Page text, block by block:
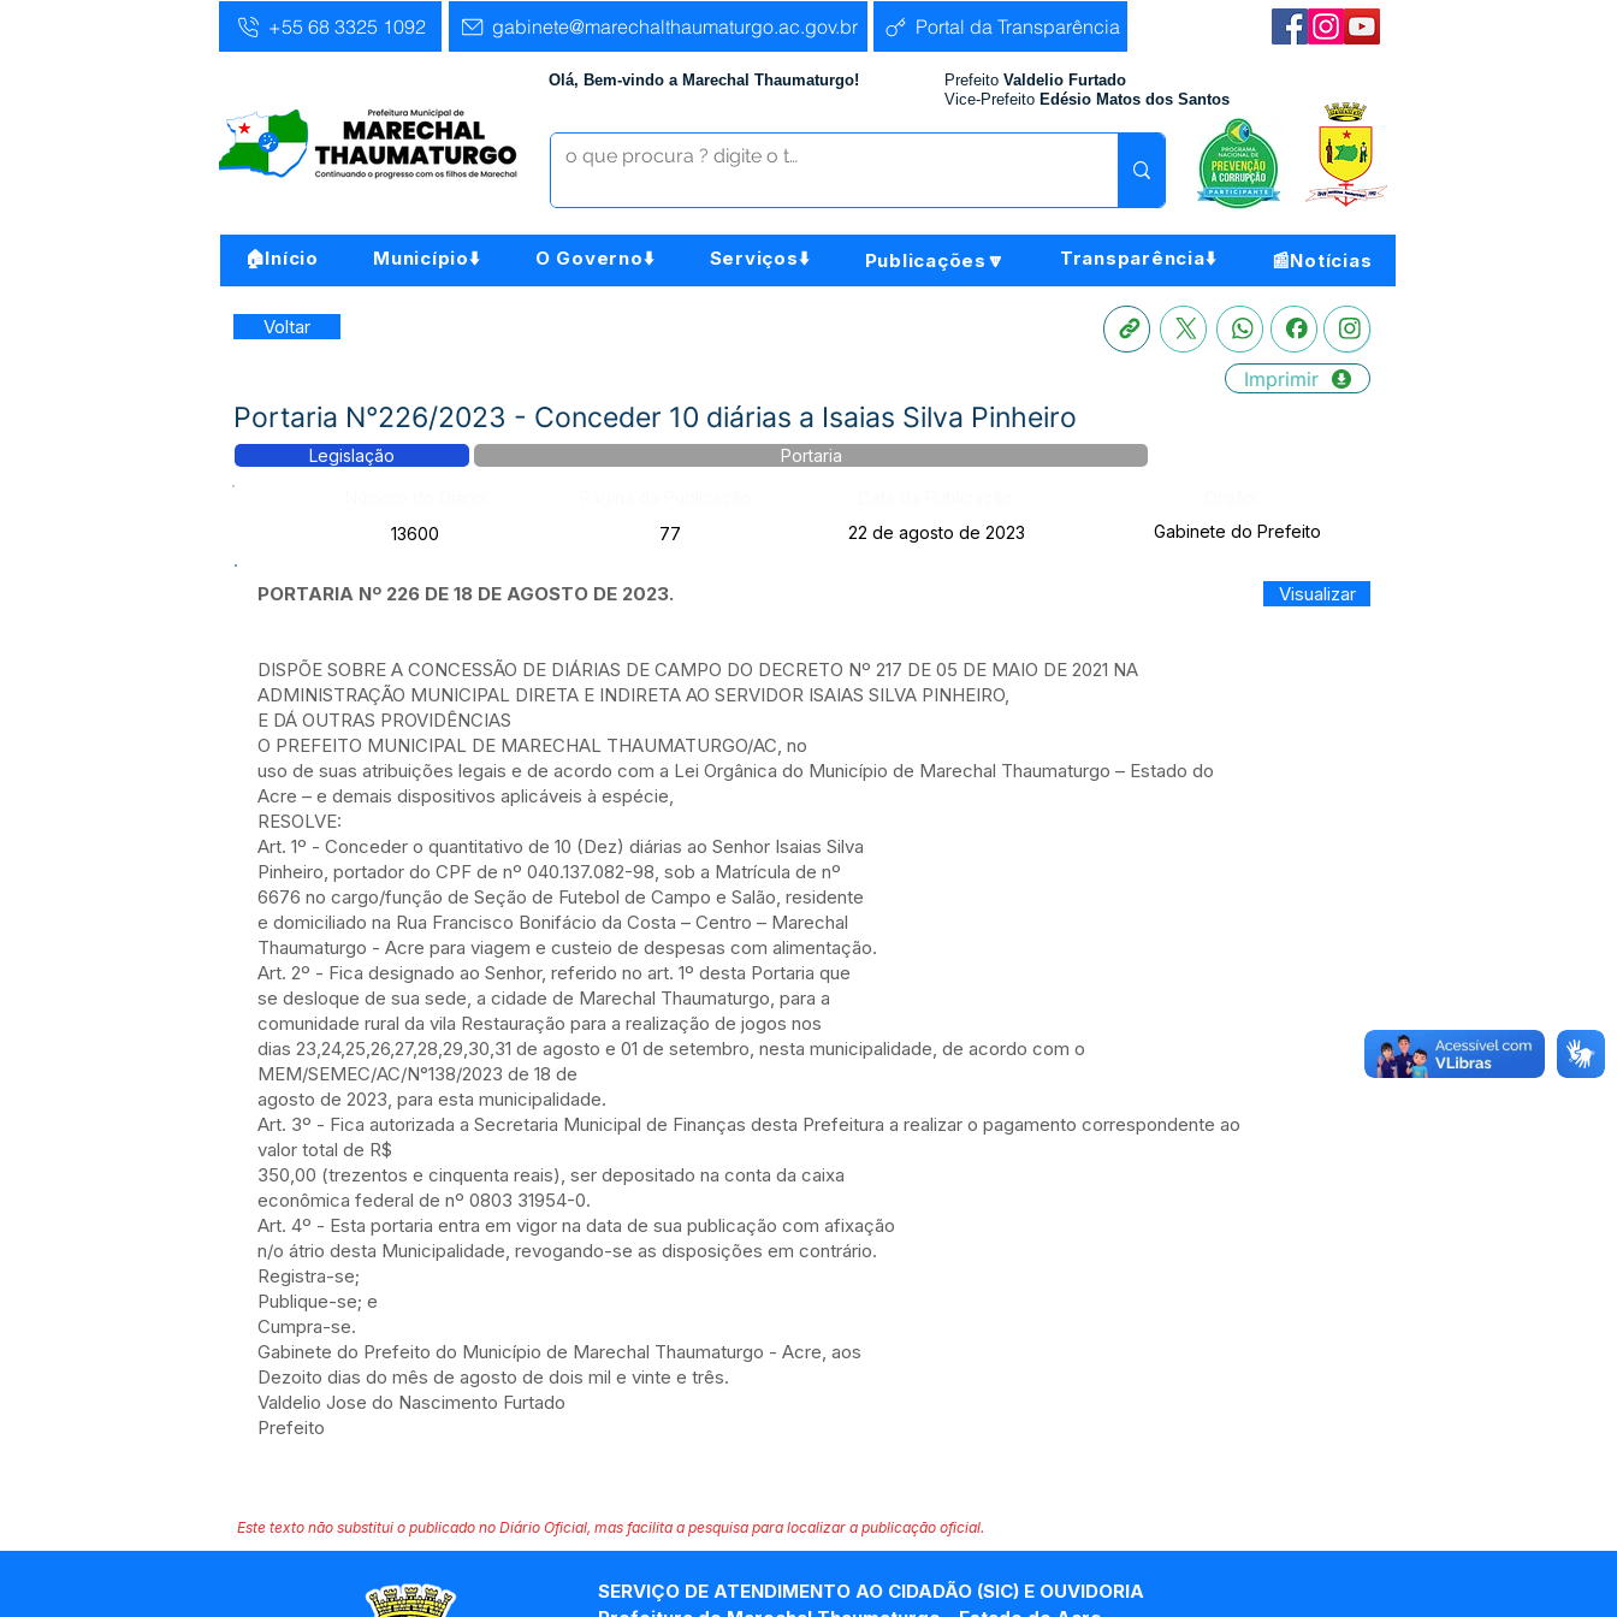
+55 68 3325 1092 gabinete@marechalthaumaturgo.ac.gov.br Portal da Transparência
Olá, Bem-vindo a Marechal Thaumaturgo! Prefeito Valdelio Furtado
Vice-Prefeito Edésio Matos dos Santos
🏠Início Município⬇️ O Governo⬇️ Serviços⬇️ Publicações🔽 Transparência⬇️ 📰Notícias
Voltar
Imprimir
Portaria N°226/2023 - Conceder 10 diárias a Isaias Silva Pinheiro
Legislação Portaria
13600
77 22 de agosto de 2023 Gabinete do Prefeito
PORTARIA Nº 226 DE 18 DE AGOSTO DE 2023.
DISPÕE SOBRE A CONCESSÃO DE DIÁRIAS DE CAMPO DO DECRETO Nº 217 DE 05 DE MAIO DE 2021 NA
ADMINISTRAÇÃO MUNICIPAL DIRETA E INDIRETA AO SERVIDOR ISAIAS SILVA PINHEIRO,
E DÁ OUTRAS PROVIDÊNCIAS
O PREFEITO MUNICIPAL DE MARECHAL THAUMATURGO/AC, no
uso de suas atribuições legais e de acordo com a Lei Orgânica do Município de Marechal Thaumaturgo – Estado do
Acre – e demais dispositivos aplicáveis à espécie,
RESOLVE:
Art. 1º - Conceder o quantitativo de 10 (Dez) diárias ao Senhor Isaias Silva
Pinheiro, portador do CPF de nº 040.137.082-98, sob a Matrícula de nº
6676 no cargo/função de Seção de Futebol de Campo e Salão, residente
e domiciliado na Rua Francisco Bonifácio da Costa – Centro – Marechal
Thaumaturgo - Acre para viagem e custeio de despesas com alimentação.
Art. 2º - Fica designado ao Senhor, referido no art. 1º desta Portaria que
se desloque de sua sede, a cidade de Marechal Thaumaturgo, para a
comunidade rural da vila Restauração para a realização de jogos nos
dias 23,24,25,26,27,28,29,30,31 de agosto e 01 de setembro, nesta municipalidade, de acordo com o
MEM/SEMEC/AC/N°138/2023 de 18 de
agosto de 2023, para esta municipalidade.
Art. 3º - Fica autorizada a Secretaria Municipal de Finanças desta Prefeitura a realizar o pagamento correspondente ao
valor total de R$
350,00 (trezentos e cinquenta reais), ser depositado na conta da caixa
econômica federal de nº 0803 31954-0.
Art. 4º - Esta portaria entra em vigor na data de sua publicação com afixação
n/o átrio desta Municipalidade, revogando-se as disposições em contrário.
Registra-se;
Publique-se; e
Cumpra-se.
Gabinete do Prefeito do Município de Marechal Thaumaturgo - Acre, aos
Dezoito dias do mês de agosto de dois mil e vinte e três.
Valdelio Jose do Nascimento Furtado
Prefeito
Visualizar
Este texto não substitui o publicado no Diário Oficial, mas facilita a pesquisa para localizar a publicação oficial.
SERVIÇO DE ATENDIMENTO AO CIDADÃO (SIC) E OUVIDORIA